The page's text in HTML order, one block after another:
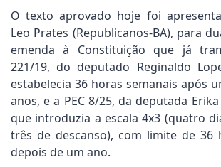
O texto aprovado hoje foi
Leo Prates (Republicanos-BA), para
emenda à Constituição que já
221/19, do deputado Reginaldo
estabelecia 36 horas semanais após
anos, e a PEC 8/25, da deputada
que introduzia a escala 4x3 (quatro
três de descanso), com limite de 36
depois de um ano.